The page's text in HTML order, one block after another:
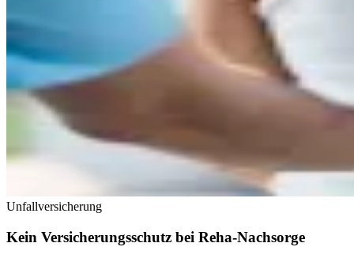
Unfallversicherung
Kein Versicherungsschutz bei Reha-Nachsorge